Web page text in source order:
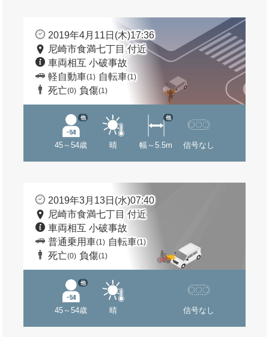
2019年4月11日(木)17:36
尼崎市食満七丁目 付近
車両相互 小破事故
軽自動車(1) 自転車(1)
死亡(0) 負傷(1)
45～54歳
他
晴 幅～5.5m
他
信号なし
2019年3月13日(水)07:40
尼崎市食満七丁目 付近
車両相互 小破事故
普通乗用車(1) 自転車(1)
死亡(0) 負傷(1)
45～54歳
他
晴 信号なし